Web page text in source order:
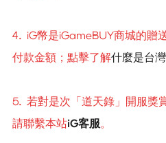
4. iG幣是iGameBUY商城的贈
付款金額；點擊了解什麼是台
5. 若對是次「道天錄」開服獎
請聯繫本站iG客服。